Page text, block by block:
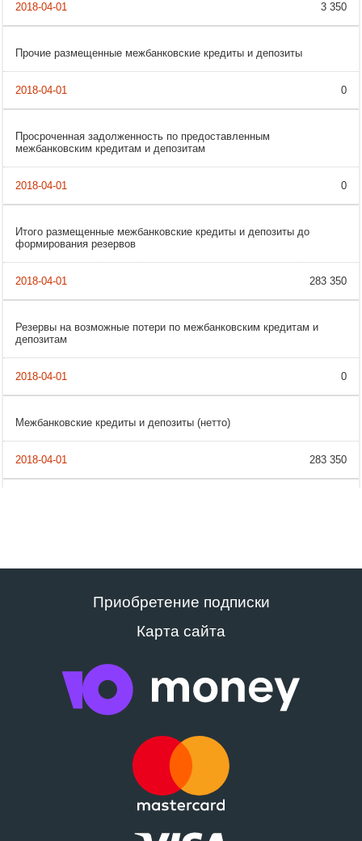
3 350
Прочие размещенные межбанковские кредиты и депозиты
0
Просроченная задолженность по предоставленным
межбанковским кредитам и депозитам
0
Итого размещенные межбанковские кредиты и депозиты до
формирования резервов
283 350
Резервы на возможные потери по межбанковским кредитам и
депозитам
0
Межбанковские кредиты и депозиты (нетто)
283 350
Приобретение подписки
Карта сайта